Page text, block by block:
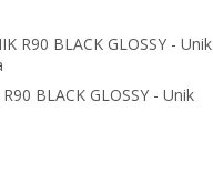
BLACK GLOSSY - Unik